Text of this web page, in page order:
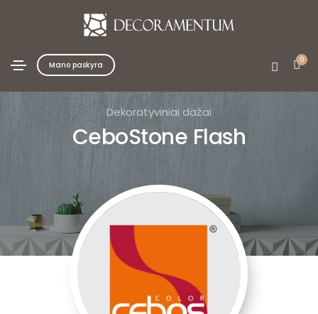
Mano paskyra 0
Dekoratyviniai dažai
CeboStone Flash